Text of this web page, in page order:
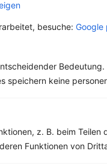
besuche: Google
Bedeutung.
speichern keine
z. B. beim Teilen
Funktionen von
mehr weg zu